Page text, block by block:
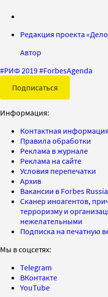
Редакция проекта
Автор
#РИФ 2019#ForbesAgenda
Подписаться
Информация:
Контактная информация
Правила обработки
Реклама в журнале
Реклама на сайте
Условия перепечатки
Архив
Вакансии в Forbes Russia
Сканер иноагентов,
терроризму и
нежелательными
Подписка на печатную
Мы в соцсетях:
Telegram
ВКонтакте
YouTube